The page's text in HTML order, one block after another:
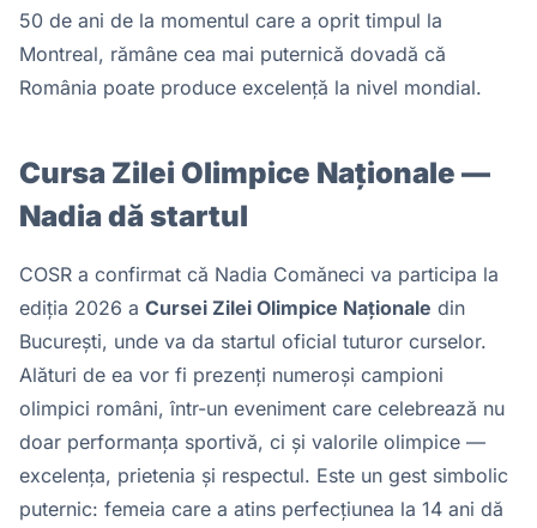
50 de ani de la momentul care a oprit timpul la
Montreal, rămâne cea mai puternică dovadă că
România poate produce excelență la nivel mondial.
Cursa Zilei Olimpice Naționale —
Nadia dă startul
COSR a confirmat că Nadia Comăneci va participa la
ediția 2026 a Cursei Zilei Olimpice Naționale din
București, unde va da startul oficial tuturor curselor.
Alături de ea vor fi prezenți numeroși campioni
olimpici români, într-un eveniment care celebrează nu
doar performanța sportivă, ci și valorile olimpice —
excelența, prietenia și respectul. Este un gest simbolic
puternic: femeia care a atins perfecțiunea la 14 ani dă